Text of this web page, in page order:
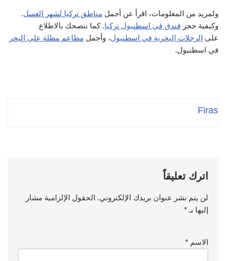
ولمزيد من المعلومات، اقرأ عن أجمل مناطق تركيا لشهر العسل.
وكيفية حجز فندق في اسطنبول تركيا. كما ننصحك بالاطلاع
على الرحلات البحرية في اسطنبول، وأجمل مطاعم مطلة على البحر
في اسطنبول.
Firas
اترك تعليقاً
لن يتم نشر عنوان بريدك الإلكتروني. الحقول الإلزامية مشار
إليها بـ *
الاسم *